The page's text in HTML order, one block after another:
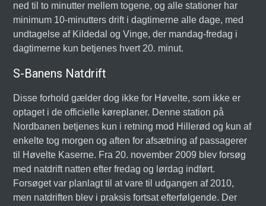
ned til to minutter mellem togene, og alle stationer har
minimum 10-minutters drift i dagtimerne alle dage, med
undtagelse af Kildedal og Vinge, der mandag-fredag i
dagtimerne kun betjenes hvert 20. minut.
S-Banens Natdrift
Disse forhold gælder dog ikke for Høvelte, som ikke er
optaget i de officielle køreplaner. Denne station på
Nordbanen betjenes kun i retning mod Hillerød og kun af
enkelte tog morgen og aften for afsætning af passagerer
til Høvelte Kaserne. Fra 20. november 2009 blev forsøg
med natdrift natten efter fredag og lørdag indført.
Forsøget var planlagt til at vare til udgangen af 2010,
men natdriften blev i praksis fortsat efterfølgende. Der